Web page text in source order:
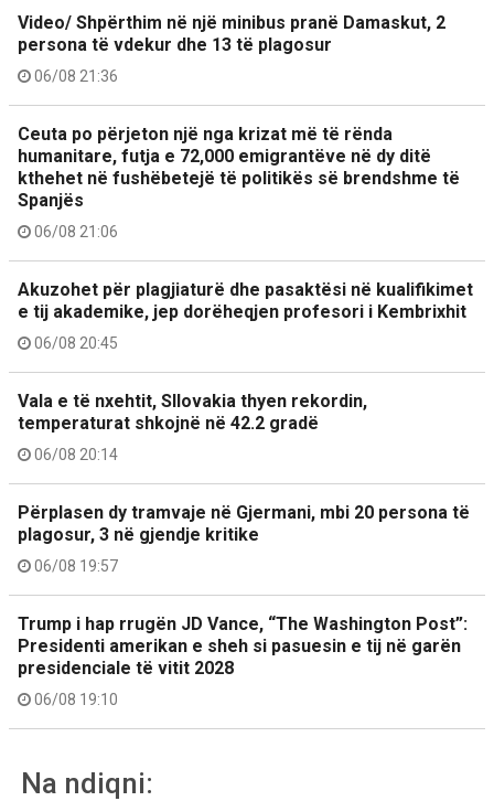
Video/ Shpërthim në një minibus pranë Damaskut, 2
persona të vdekur dhe 13 të plagosur
06/08 21:36
Ceuta po përjeton një nga krizat më të rënda
humanitare, futja e 72,000 emigrantëve në dy ditë
kthehet në fushëbetejë të politikës së brendshme të
Spanjës
06/08 21:06
Akuzohet për plagjiaturë dhe pasaktësi në kualifikimet
e tij akademike, jep dorëheqjen profesori i Kembrixhit
06/08 20:45
Vala e të nxehtit, Sllovakia thyen rekordin,
temperaturat shkojnë në 42.2 gradë
06/08 20:14
Përplasen dy tramvaje në Gjermani, mbi 20 persona të
plagosur, 3 në gjendje kritike
06/08 19:57
Trump i hap rrugën JD Vance, “The Washington Post”:
Presidenti amerikan e sheh si pasuesin e tij në garën
presidenciale të vitit 2028
06/08 19:10
Na ndiqni: